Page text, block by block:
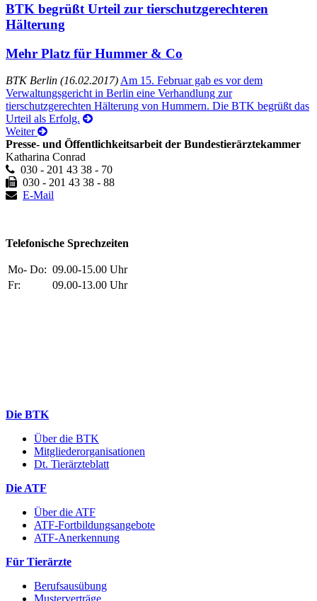
BTK begrüßt Urteil zur tierschutzgerechteren
Hälterung
Mehr Platz für Hummer & Co
BTK Berlin (16.02.2017) Am 15. Februar gab es vor dem
Verwaltungsgericht in Berlin eine Verhandlung zur
tierschutzgerechten Hälterung von Hummern. Die BTK begrüßt das
Urteil als Erfolg.
Weiter
Presse- und Öffentlichkeitsarbeit der Bundestierärztekammer
Katharina Conrad
030 - 201 43 38 - 70
030 - 201 43 38 - 88
E-Mail
Telefonische Sprechzeiten
Mo- Do: 09.00-15.00 Uhr
Fr:
09.00-13.00 Uhr
Die BTK
Über die BTK
Mitgliederorganisationen
Dt. Tierärzteblatt
Die ATF
Über die ATF
ATF-Fortbildungsangebote
ATF-Anerkennung
Für Tierärzte
Berufsausübung